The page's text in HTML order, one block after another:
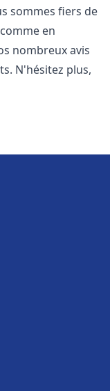
sommes fiers de
en
nombreux avis
N'hésitez plus,